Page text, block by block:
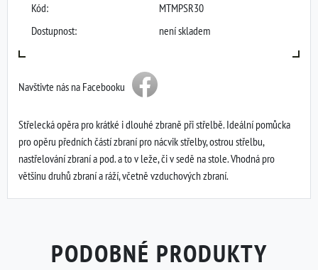
Kód:
MTMPSR30
Dostupnost:
není skladem
Navštivte nás na Facebooku
Střelecká opěra pro krátké i dlouhé zbraně při střelbě. Ideální pomůcka
pro opěru předních částí zbraní pro nácvik střelby, ostrou střelbu,
nastřelování zbraní a pod. a to v leže, či v sedě na stole. Vhodná pro
většinu druhů zbraní a ráží, včetně vzduchových zbraní.
PODOBNÉ PRODUKTY